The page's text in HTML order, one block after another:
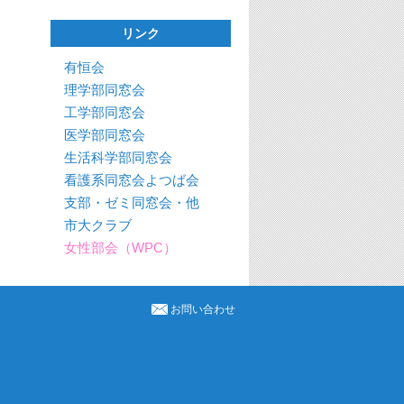
リンク
有恒会
理学部同窓会
工学部同窓会
医学部同窓会
生活科学部同窓会
看護系同窓会よつば会
支部・ゼミ同窓会・他
市大クラブ
女性部会（WPC）
お問い合わせ